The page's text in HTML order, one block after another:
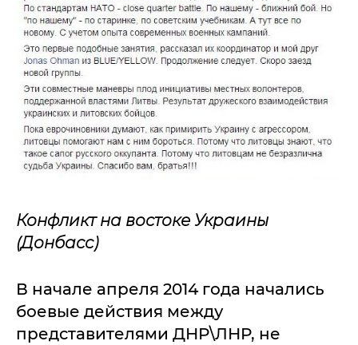
Конфликт на востоке Украины
(Донбасс)
В начале апреля 2014 года начались
боевые действия между
представителями ДНР\ЛНР, не